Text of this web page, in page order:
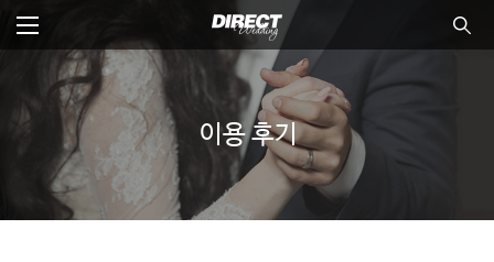
전체메뉴 통합
닫기
이용 후기